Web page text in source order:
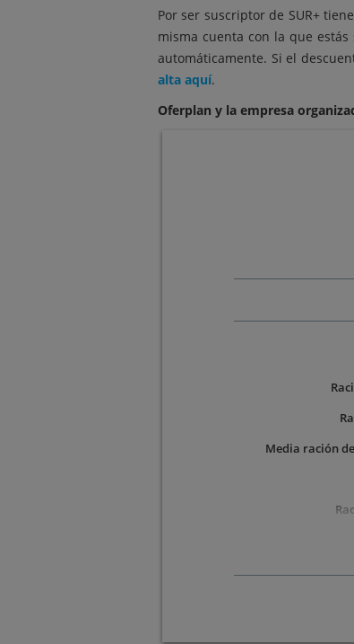
Por ser suscriptor de SUR+
misma cuenta con la que
automáticamente. Si el
alta aquí.
Oferplan y la empresa
Media ración
4